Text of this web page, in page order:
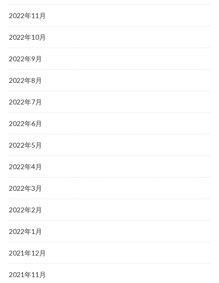
2022年11月
2022年10月
2022年9月
2022年8月
2022年7月
2022年6月
2022年5月
2022年4月
2022年3月
2022年2月
2022年1月
2021年12月
2021年11月